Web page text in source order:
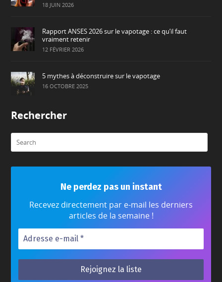
18 JUIN 2026
Rapport ANSES 2026 sur le vapotage : ce qu’il faut
vraiment retenir
12 FÉVRIER 2026
5 mythes à déconstruire sur le vapotage
16 OCTOBRE 2025
Rechercher
Ne perdez pas un instant
Recevez directement par e-mail les derniers
articles de la semaine !